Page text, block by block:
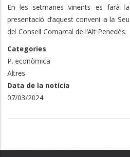
En les setmanes vinents es farà la
presentació d’aquest conveni a la Seu
del Consell Comarcal de l’Alt Penedès.
Categories
P. econòmica
Altres
Data de la notícia
07/03/2024